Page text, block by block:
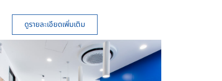
ดูรายละเอียดเพิ่มเติม